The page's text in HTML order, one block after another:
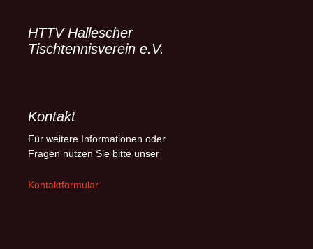
HTTV Hallescher
Tischtennisverein e.V.
Kontakt
Für weitere Informationen oder
Fragen nutzen Sie bitte unser
Kontaktformular.